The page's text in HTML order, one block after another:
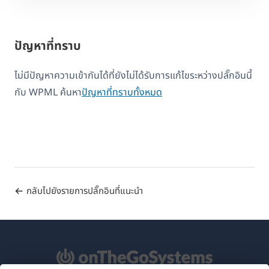
ปัญหาที่ทราบ
ไม่มีปัญหาความเข้ากันได้ที่ยังไม่ได้รับการแก้ไขระหว่างปลั๊กอินนี้
กับ WPML ค้นหาปัญหาที่ทราบทั้งหมด
กลับไปยังรายการปลั๊กอินที่แนะนำ